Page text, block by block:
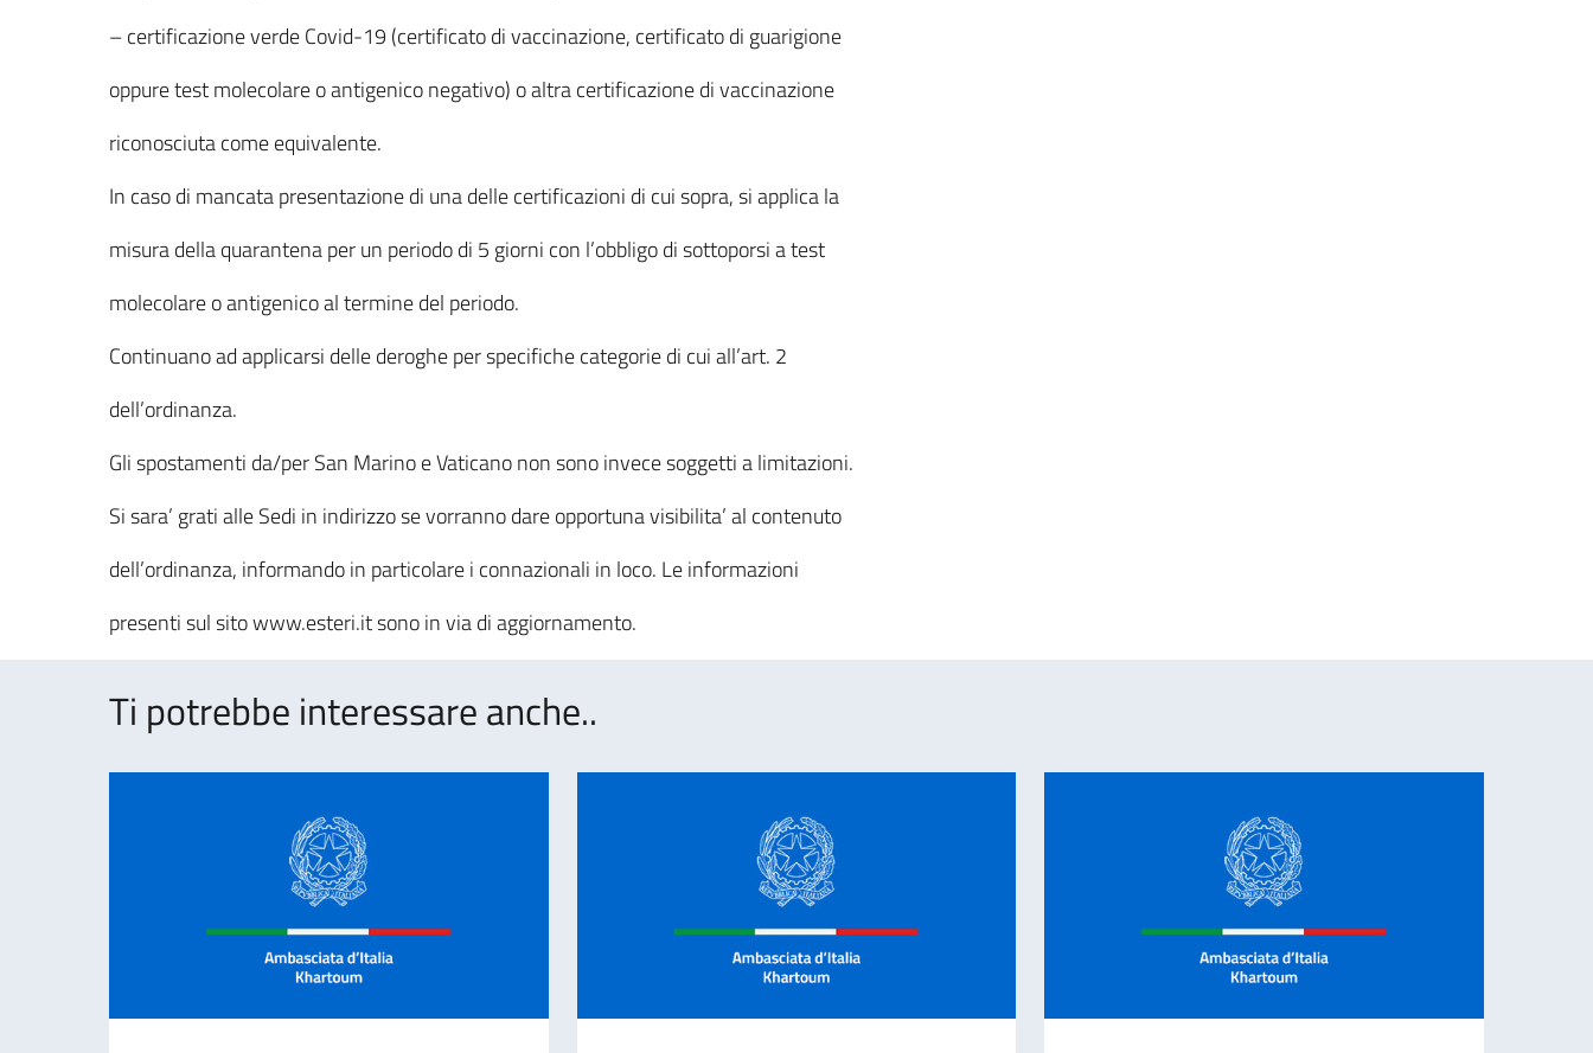
– certificazione verde Covid-19 (certificato di vaccinazione, certificato di guarigione
oppure test molecolare o antigenico negativo) o altra certificazione di vaccinazione
riconosciuta come equivalente.
In caso di mancata presentazione di una delle certificazioni di cui sopra, si applica la
misura della quarantena per un periodo di 5 giorni con l’obbligo di sottoporsi a test
molecolare o antigenico al termine del periodo.
Continuano ad applicarsi delle deroghe per specifiche categorie di cui all’art. 2
dell’ordinanza.
Gli spostamenti da/per San Marino e Vaticano non sono invece soggetti a limitazioni.
Si sara’ grati alle Sedi in indirizzo se vorranno dare opportuna visibilita’ al contenuto
dell’ordinanza, informando in particolare i connazionali in loco. Le informazioni
presenti sul sito www.esteri.it sono in via di aggiornamento.
Ti potrebbe interessare anche..